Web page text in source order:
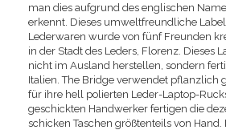
man dies aufgrund des englischen
erkennt. Dieses umweltfreundliche
Lederwaren wurde von fünf Freunden
in der Stadt des Leders, Florenz. Dieses
nicht im Ausland herstellen, sondern
Italien. The Bridge verwendet pflanzlich
für ihre hell polierten Leder-Laptop-
geschickten Handwerker fertigen die
schicken Taschen größtenteils von Hand.